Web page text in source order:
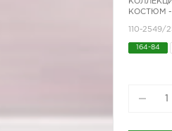
КОСТЮМ
110-2549/
164-84